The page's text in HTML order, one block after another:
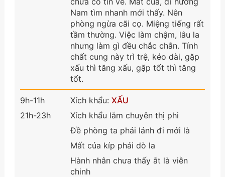
Nam tìm nhanh mới thấy. Nên
phòng ngừa cãi cọ. Miệng tiếng rất
tầm thường. Việc làm chậm, lâu la
nhưng làm gì đều chắc chắn. Tính
chất cung này trì trệ, kéo dài, gặp
xấu thì tăng xấu, gặp tốt thì tăng
tốt.
9h-11h
21h-23h
Xích khẩu: XẤU
Xích khẩu lắm chuyên thị phi
Đề phòng ta phải lánh đi mới là
Mất của kíp phải dò la
Hành nhân chưa thấy ắt là viễn
chinh